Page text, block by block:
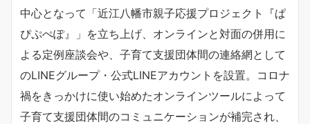
中心となって「近江八幡市親子応援プロジェクト『ぱ
ぴぷぺぽ』」を立ち上げ、オンラインと対面の併用に
よる定例座談会や、子育て支援団体間の連絡網として
のLINEグループ・公式LINEアカウントを設置。コロナ
禍をきっかけに使い始めたオンラインツールによって
子育て支援団体間のコミュニケーションが補完され、